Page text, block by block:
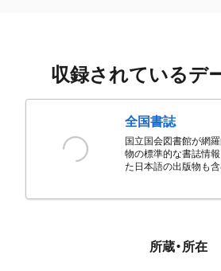
収録されているデ
全国書誌
国立国会図書館が網
物の標準的な書誌情報
た日本語の出版物も含
所蔵・所在